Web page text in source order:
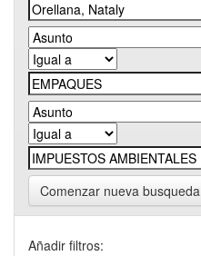
Comenzar nueva busqueda
Añadir filtros: